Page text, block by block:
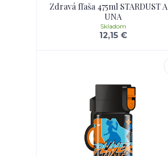
Zdravá fľaša 475ml STARDUST
UNA
12,15 €
Skladom